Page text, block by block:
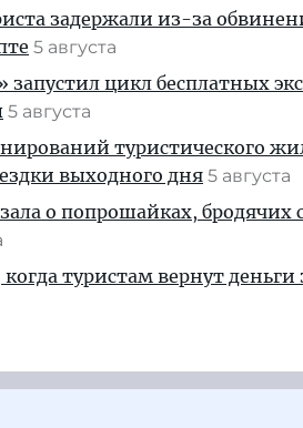
задержали из-за
5 августа
цикл бесплатных
5 августа
туристического
выходного дня 5 августа
о попрошайках,
когда туристам вернут